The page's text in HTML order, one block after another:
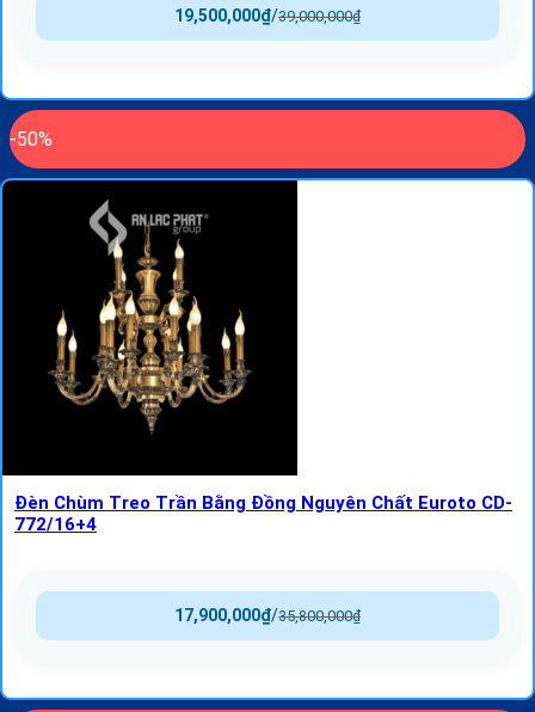
39,000,000₫
/
19,500,000₫
-50%
Đèn Chùm Treo Trần Bằng Đồng Nguyên Chất Euroto CD-
772/16+4
35,800,000₫
/
17,900,000₫